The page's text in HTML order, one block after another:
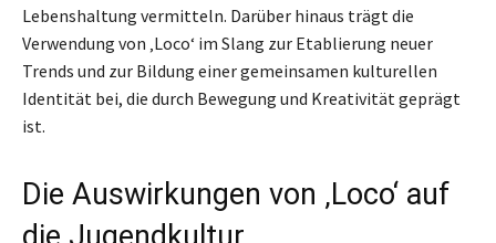
Lebenshaltung vermitteln. Darüber hinaus trägt die
Verwendung von ‚Loco‘ im Slang zur Etablierung neuer
Trends und zur Bildung einer gemeinsamen kulturellen
Identität bei, die durch Bewegung und Kreativität geprägt
ist.
Die Auswirkungen von ‚Loco‘ auf
die Jugendkultur